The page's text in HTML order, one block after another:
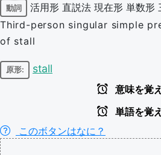
動詞 活用形 直説法 現在形 単数形
Third-person singular simple
of stall
原形: stall
意味を覚
単語を覚
このボタンはなに？